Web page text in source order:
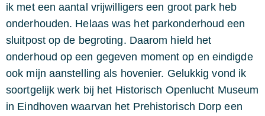
ik met een aantal vrijwilligers een groot park heb
onderhouden. Helaas was het parkonderhoud een
sluitpost op de begroting. Daarom hield het
onderhoud op een gegeven moment op en eindigde
ook mijn aanstelling als hovenier. Gelukkig vond ik
soortgelijk werk bij het Historisch Openlucht Museum
in Eindhoven waarvan het Prehistorisch Dorp een